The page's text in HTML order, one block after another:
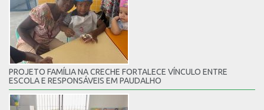
PROJETO FAMÍLIA NA CRECHE FORTALECE VÍNCULO ENTRE
ESCOLA E RESPONSÁVEIS EM PAUDALHO